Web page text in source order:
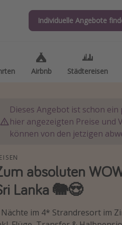
Individuelle Angebote
Airbnb Städtereisen
Individuelle Angebote
Airbnb Städtereisen
Dieses Angebot ist schon ein
hier angezeigten Preise und
können von den jetzigen
absoluten
Lanka 🐘😍
Nächte im 4* Strandresort im